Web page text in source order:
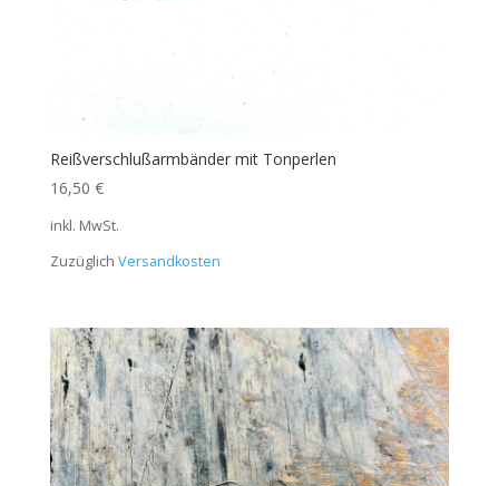
Reißverschlußarmbänder mit Tonperlen
16,50 €
inkl. MwSt.
Zuzüglich Versandkosten